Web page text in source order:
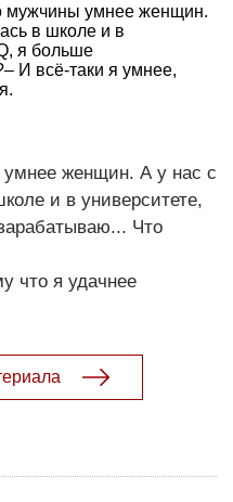
мужчины умнее женщин.
в школе и в
я больше
И всё-таки я умнее,
умнее женщин. А у нас с
и в университете,
Что
что я удачнее